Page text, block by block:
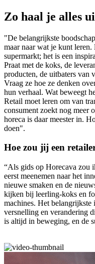
Zo haal je alles
"De belangrijkste
maar naar wat je kunt
supermarkt; het is een
Praat met de koks, de
producten, de uitbaters van
Vraag ze hoe ze denken
hun verhaal. Wat beweegt
Retail moet leren om van
consument zoekt nog meer
horeca is daar meester in.
doen".
Hoe zou jij een
“Als gids op Horecava zou
eerst meenemen naar het
nieuwe smaken en de
kijken bij leerling-koks en
machines. Het belangrijkste
versnelling en verandering
is altijd in beweging, en de